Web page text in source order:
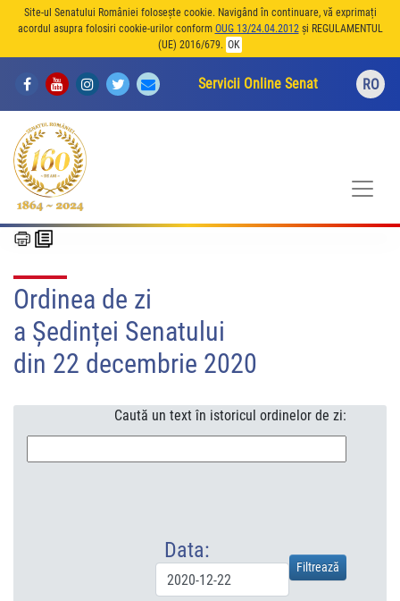
Site-ul Senatului României folosește cookie. Navigând în continuare, vă exprimați
acordul asupra folosiri cookie-urilor conform OUG 13/24.04.2012și REGULAMENTUL
(UE) 2016/679. OK
Servicii Online Senat RO
Ordinea de zi
a Ședinței Senatului
din 22 decembrie 2020
Caută un text în istoricul ordinelor de zi:
Data: